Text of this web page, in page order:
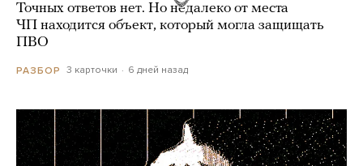
Точных ответов нет. Но недалеко от места
ЧП находится объект, который могла защищать
ПВО
РАЗБОР 3 карточки 6 дней назад